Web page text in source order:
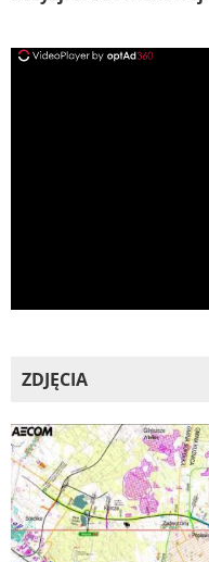
ZDJĘCIA